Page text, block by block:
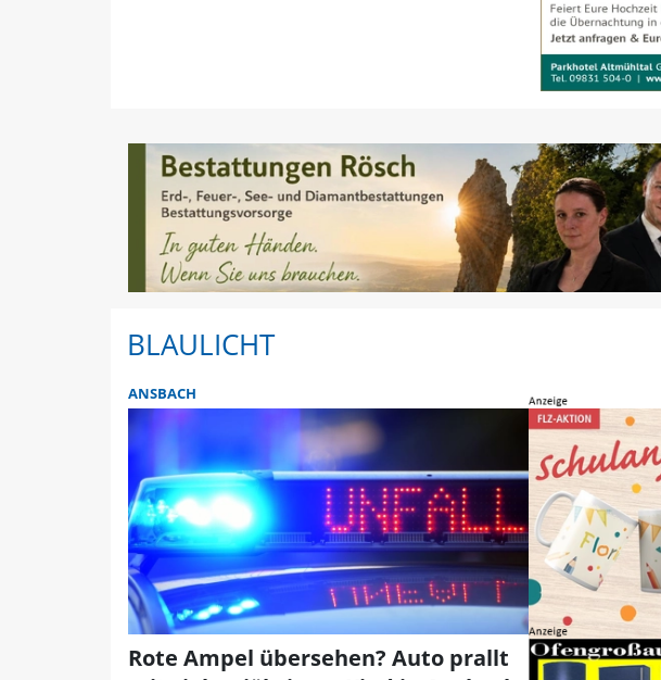
BLAULICHT
ANSBACH
Rote Ampel übersehen? Auto prallt